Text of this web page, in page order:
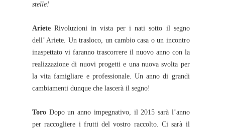
stelle!
Ariete Rivoluzioni in vista per i nati sotto il segno
dell’ Ariete. Un trasloco, un cambio casa o un incontro
inaspettato vi faranno trascorrere il nuovo anno con la
realizzazione di nuovi progetti e una nuova svolta per
la vita famigliare e professionale. Un anno di grandi
cambiamenti dunque che lascerà il segno!
Toro Dopo un anno impegnativo, il 2015 sarà l’anno
per raccogliere i frutti del vostro raccolto. Ci sarà il